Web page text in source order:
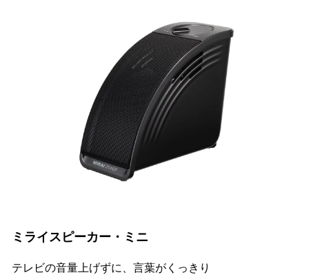
ミライスピーカー・ミニ
テレビの音量上げずに、言葉がくっきり